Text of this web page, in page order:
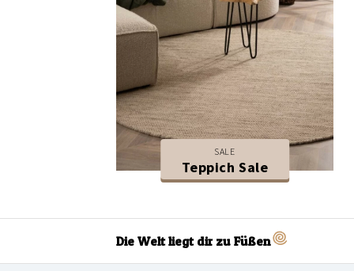
SALE
Teppich Sale
Die Welt liegt dir zu Füßen